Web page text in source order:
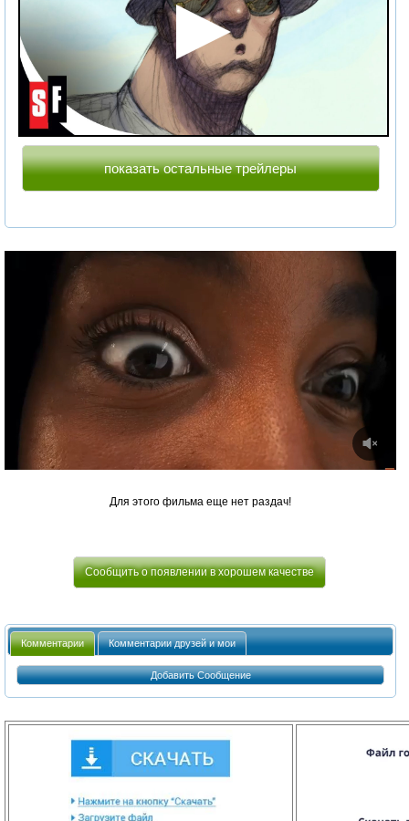
показать остальные трейлеры
Для этого фильма еще нет раздач!
Сообщить о появлении в хорошем качестве
Комментарии Комментарии друзей и мои
Добавить Сообщение